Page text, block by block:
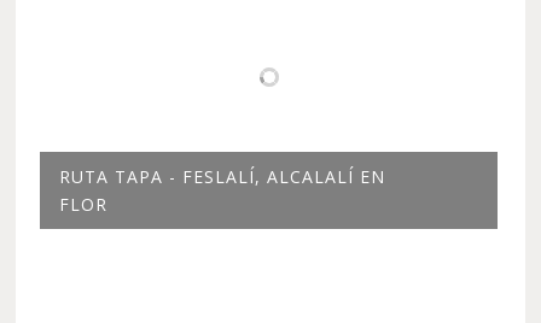
RUTA TAPA - FESLALÍ, ALCALALÍ EN
FLOR